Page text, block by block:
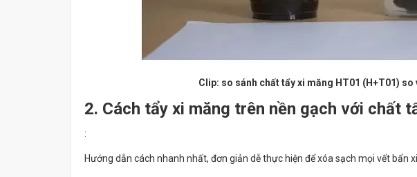
Clip: so sánh chất tẩy xi măng HT01 (H+T01)
2. Cách tẩy xi măng trên nền gạch với chất
:
Hướng dẫn cách nhanh nhất, đơn giản dễ thực hiện để xóa sạch mọi vết bẩn